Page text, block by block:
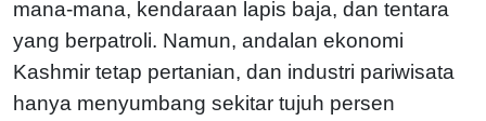
mana-mana, kendaraan lapis baja, dan tentara
yang berpatroli. Namun, andalan ekonomi
Kashmir tetap pertanian, dan industri pariwisata
hanya menyumbang sekitar tujuh persen